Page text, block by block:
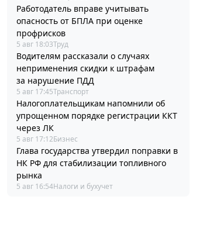
Работодатель вправе учитывать
опасность от БПЛА при оценке
профрисков
5 авг 18:03Труд
Водителям рассказали о случаях
неприменения скидки к штрафам
за нарушение ПДД
5 авг 17:45Транспорт
Налогоплательщикам напомнили об
упрощенном порядке регистрации ККТ
через ЛК
5 авг 17:12Бизнес
Глава государства утвердил поправки в
НК РФ для стабилизации топливного
рынка
5 авг 16:54Налоги и бухучет